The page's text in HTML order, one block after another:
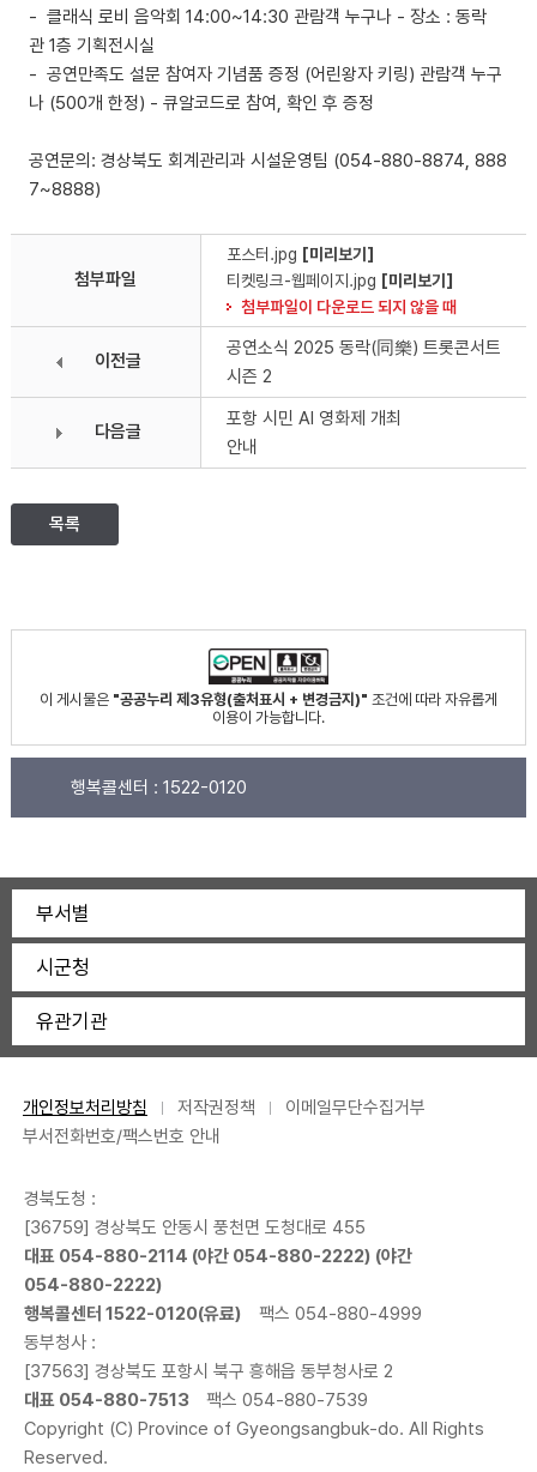
- 클래식 로비 음악회 14:00~14:30 관람객 누구나 - 장소 : 동락
관 1층 기획전시실
- 공연만족도 설문 참여자 기념품 증정 (어린왕자 키링) 관람객 누구
나 (500개 한정) - 큐알코드로 참여, 확인 후 증정
공연문의: 경상북도 회계관리과 시설운영팀 (054-880-8874, 888
7~8888)
첨부파일
포스터.jpg [미리보기]
티켓링크-웹페이지.jpg [미리보기]
첨부파일이 다운로드 되지 않을 때
이전글
공연소식 2025 동락(同樂) 트롯콘서트
시즌 2
다음글
포항 시민 AI 영화제 개최
안내
목록
이 게시물은 "공공누리 제3유형(출처표시 + 변경금지)" 조건에 따라 자유롭게
이용이 가능합니다.
행복콜센터 : 1522-0120
부서별
시군청
유관기관
개인정보처리방침 저작권정책
이메일무단수집거부
부서전화번호/팩스번호 안내
경북도청 :
[36759] 경상북도 안동시 풍천면 도청대로 455
대표 054-880-2114 (야간 054-880-2222) (야간
054-880-2222)
행복콜센터 1522-0120(유료)
팩스 054-880-4999
동부청사 :
[37563] 경상북도 포항시 북구 흥해읍 동부청사로 2
대표 054-880-7513
팩스 054-880-7539
Copyright (C) Province of Gyeongsangbuk-do. All Rights
Reserved.